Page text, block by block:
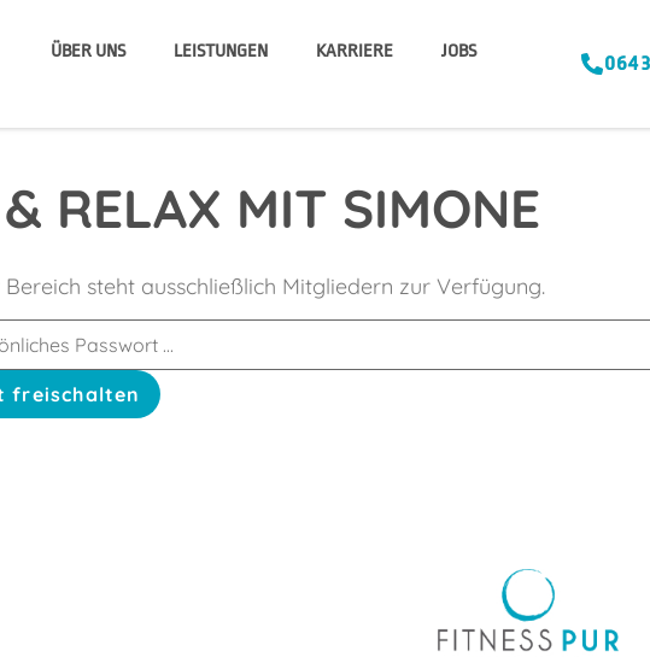
ÜBER UNS LEISTUNGEN KARRIERE JOBS
RELAX MIT SIMONE
Bereich steht ausschließlich Mitgliedern zur Verfügung.